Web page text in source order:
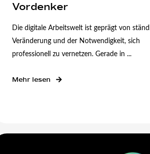
Vordenker
Die digitale Arbeitswelt ist geprägt von
Veränderung und der Notwendigkeit, sich
professionell zu vernetzen. Gerade in ...
Mehr lesen